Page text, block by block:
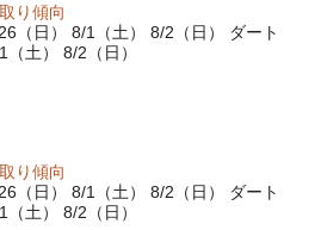
り傾向
（日） 8/1（土） 8/2（日） ダート
土） 8/2（日）
り傾向
（日） 8/1（土） 8/2（日） ダート
土） 8/2（日）